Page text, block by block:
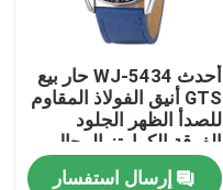
أحدث WJ-5434 حار بيع
GTS أنيق الفولاذ المقاوم
للصدأ الظهر الجلود
الفرقة الكوارتز الرجال
ووتش
إرسال استفسار